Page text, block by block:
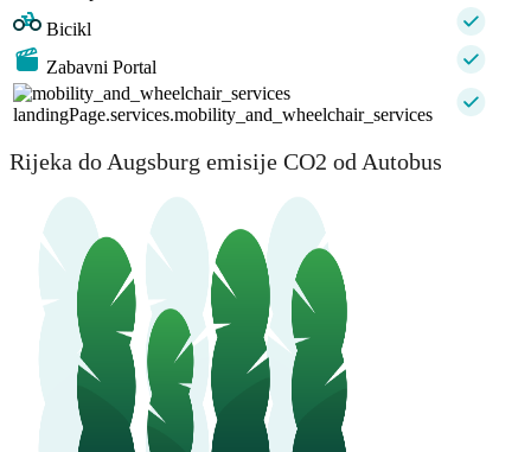
Bicikl
Zabavni Portal
landingPage.services.mobility_and_wheelchair_services
Rijeka do Augsburg emisije CO2 od Autobus